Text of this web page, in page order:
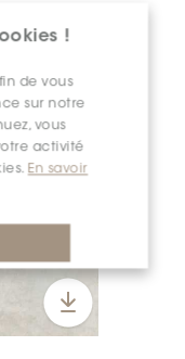
!
de vous
sur notre
vous
activité
En savoir